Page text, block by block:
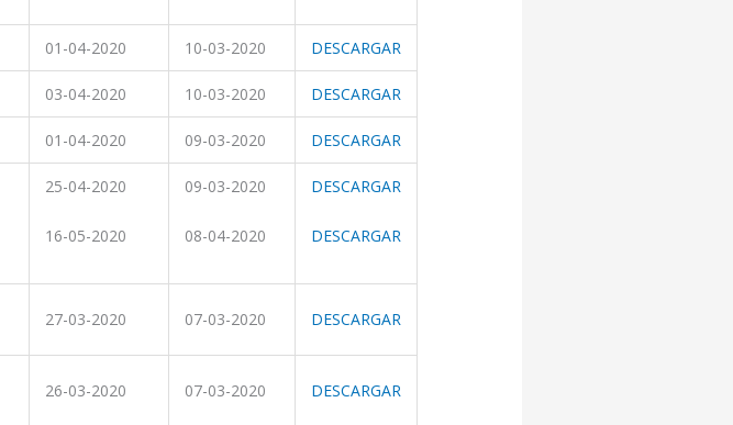
01-04-2020 10-03-2020 DESCARGAR
03-04-2020 10-03-2020 DESCARGAR
01-04-2020 09-03-2020 DESCARGAR
25-04-2020
16-05-2020
09-03-2020
08-04-2020
DESCARGAR
DESCARGAR
27-03-2020 07-03-2020 DESCARGAR
26-03-2020 07-03-2020 DESCARGAR